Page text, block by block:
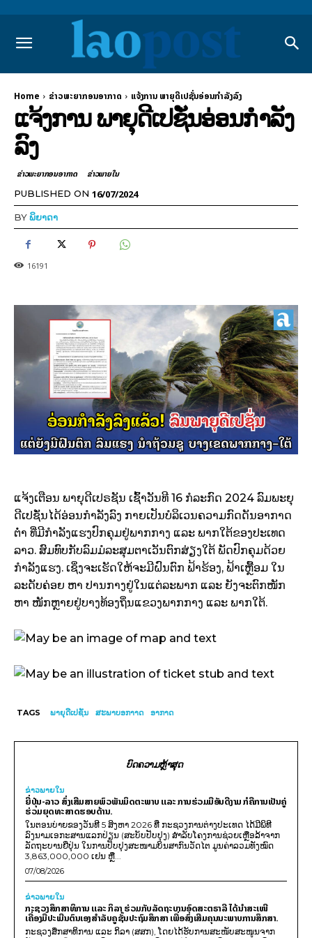
Home ຂ່າວພະຍາກອນອາກາດ ແຈ້ງການ ພາຍຸດີເປຊັ່ນອ່ອນກຳລັງລົງ
ແຈ້ງການ ພາຍຸດີເປຊັ່ນອ່ອນກຳລັງ
ລົງ
ຂ່າວພະຍາກອນອາກາດ ຂ່າວພາຍ​ໃນ
PUBLISHED ON 16/07/2024
BYພິຍາດາ
16191
ແຈ້ງເຕືອນ ພາຍຸດີເປຣຊັນ ເຊົ້າວັນທີ 16 ກໍລະກົດ 2024 ລົມພະຍຸ
ດີເປຊັ່ນໄດ້ອ່ອນກໍາລັງລົງ ກາຍເປັນບໍລິເວນຄວາມກົດດັນອາກາດ
ຕໍ່າ ທີ່ມີກໍາລັງແຮງປົກຄຸມຢູ່ພາກກາງ ແລະ ພາກໃຕ້ຂອງປະເທດ
ລາວ. ສົມທົບກັບລົມມໍລະສຸມຕາເວັນຕົກສ່ຽງໃຕ້ ພັດປົກຄຸມດ້ວຍ
ກໍາລັງແຮງ. ເຊິ່ງຈະເຮັດໃຫ້ຈະມີຝົນຕົກ ຟ້າຮ້ອງ, ຟ້າເຫຼື້ອມ ໃນ
ລະດັບຄ່ອຍ ຫາ ປານກາງຢູ່ໃນແຕ່ລະພາກ ແລະ ຍັງຈະຕົກໜັກ
ຫາ ໜັກຫຼາຍຢູ່ບາງທ້ອງຖິ່ນແຂວງພາກກາງ ແລະ ພາກໃຕ້.
TAGS ພາຍຸດີເປຊັ່ນ ສະພາບອກາາດ ອາກາດ
ບົດຄວາມຫຼ້າສຸດ
ຂ່າວພາຍ​ໃນ
ຍີ່ປຸ່ນ-ລາວ ສົ່ງເສີມສາຍພົວພັນມິດຕະພາບ ແລະ ການຮ່ວມມືອັນດີງາມ ກໍຄືການເປັນຄູ່
ຮ່ວມຍຸດທະສາດຮອບດ້ານ.
ໃນຕອນບ່າຍຂອງວັນທີ 5 ສິງຫາ 2026 ທີ່ ກະຊວງການຕ່າງປະເທດ ໄດ້ມີພິທີ
ລົງນາມເອກະສານແລກປ່ຽນ (ສະບັບປັບປຸງ) ສໍາລັບໂຄງການຊ່ວຍເຫຼືອລ້າຈາກ
ລັດຖະບານຍີ່ປຸ່ນ ໃນການປັບປຸງສະໜາມບິນສາກົນວັດໄຕ ມູນຄ່າລວມທັງໝົດ
3,863,000,000 ເຢນ ຫຼື...
07/08/2026
ຂ່າວພາຍ​ໃນ
ກະຊວງສຶກສາທິການ ແລະ ກິລາ ຮ່ວມກັບລັດຖະບານອົດສະຕຣາລີ ໄດ້ນຳສະເໜີ
ເຄື່ອງມືປະເມີນຕົນເອງສຳລັບຄູຊັ້ນປະຖົມສຶກສາ ເພື່ອສົ່ງເສີມຄຸນນະພາບການສຶກສາ.
ກະຊວງສຶກສາທິການ ແລະ ກິລາ (ສສກ), ໂດຍໄດ້ຮັບການສະໜັບສະໜູນຈາກ